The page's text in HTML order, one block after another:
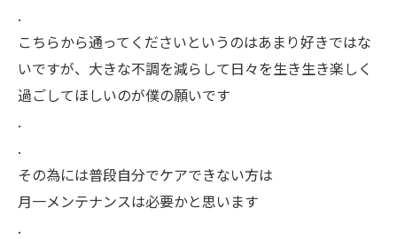
.
こちらから通ってくださいというのはあまり好きではな
いですが、大きな不調を減らして日々を生き生き楽しく
過ごしてほしいのが僕の願いです
.
.
その為には普段自分でケアできない方は
月一メンテナンスは必要かと思います
.